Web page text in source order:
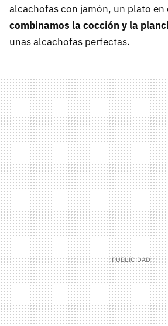
alcachofas con jamón, un plato en
combinamos la cocción y la
unas alcachofas perfectas.